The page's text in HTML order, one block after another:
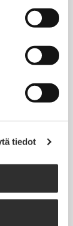
tiedot
hengellisessä